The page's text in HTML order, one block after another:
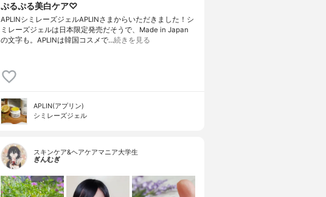
ぷるぷる美白ケア♡
APLINシミレーズジェルAPLINさまからいただきました！シ
ミレーズジェルは日本限定発売だそうで、Made in Japan
の文字も。APLINは韓国コスメで…続きを見る
APLIN(アプリン)
シミレーズジェル
スキンケア&ヘアケアマニア大学生
ぎんむぎ